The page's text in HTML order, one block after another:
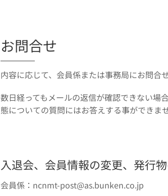
お問合せ
内容に応じて、会員係または事務局にお問合
数日経ってもメールの返信が確認できない場
態についての質問にはお答えする事ができませ
入退会、会員情報の変更、発行
会員係：ncnmt-post@as.bunken.co.jp